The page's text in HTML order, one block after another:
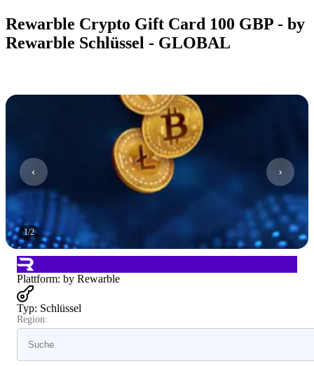
Rewarble Crypto Gift Card 100 GBP - by
Rewarble Schlüssel - GLOBAL
1/2
Plattform: by Rewarble
Typ: Schlüssel
Region: